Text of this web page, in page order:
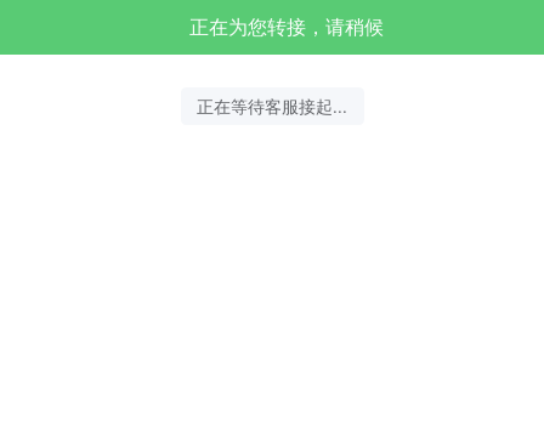
正在为您转接，请稍候
正在等待客服接起...